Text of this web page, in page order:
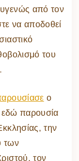
από τον
να αποδοθεί
του
ο
εδώ παρουσία
την
των
τον